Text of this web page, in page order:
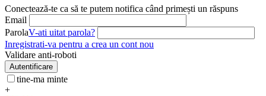
Conectează-te ca să te putem notifica când primești un răspuns
Email
ParolaV-ati uitat parola?
Inregistrati-va pentru a crea un cont nou
Validare anti-roboti
Autentificare
tine-ma minte
+